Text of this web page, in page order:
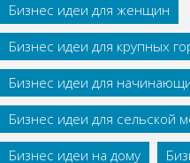
Бизнес идеи для женщин
Бизнес идеи для крупных
Бизнес идеи для
Бизнес идеи для сельской
Бизнес идеи на дому